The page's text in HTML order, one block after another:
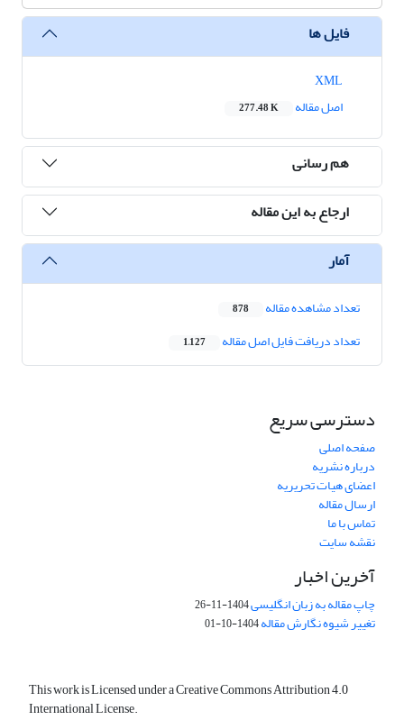
فایل ها
اصل مقاله
277.48 K
هم رسانی
ارجاع به این مقاله
آمار
تعداد مشاهده مقاله 878
تعداد دریافت فایل اصل مقاله 1,127
دسترسی سریع
صفحه اصلی
درباره نشریه
اعضای هیات تحریریه
ارسال مقاله
تماس با ما
نقشه سایت
آخرین اخبار
چاپ مقاله به زبان انگلیسی1404-11-26
تغییر شیوه نگارش مقاله1404-10-01
This work is Licensed under a Creative Commons Attribution 4.0
International License.